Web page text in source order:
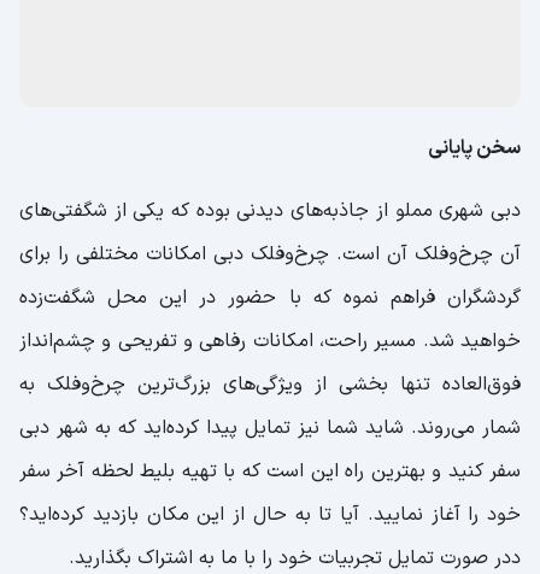
سخن پایانی
دبی شهری مملو از جاذبه‌های دیدنی بوده که یکی از شگفتی‌های
آن چرخ‌وفلک آن است. چرخ‌وفلک دبی امکانات مختلفی را برای
گردشگران فراهم نموه که با حضور در این محل شگفت‌زده
خواهید شد. مسیر راحت، امکانات رفاهی و تفریحی و چشم‌انداز
فوق‌العاده تنها بخشی از ویژگی‌های بزرگ‌ترین چرخ‌وفلک به
شمار می‌روند. شاید شما نیز تمایل پیدا کرده‌اید که به شهر دبی
سفر کنید و بهترین راه این است که با تهیه بلیط لحظه آخر سفر
خود را آغاز نمایید. آیا تا به حال از این مکان بازدید کرده‌اید؟
ددر صورت تمایل تجربیات خود را با ما به اشتراک بگذارید.